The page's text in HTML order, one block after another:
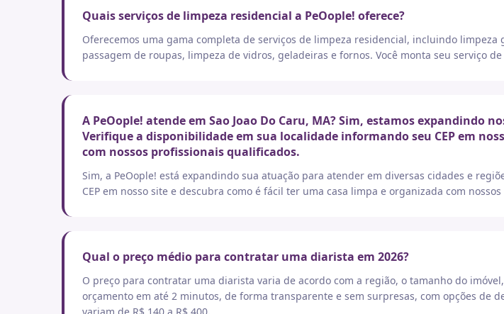
Quais serviços de limpeza residencial a PeOople! oferece?
Oferecemos uma gama completa de serviços de limpeza residencial, incluindo
passagem de roupas, limpeza de vidros, geladeiras e fornos. Você monta seu serviço
A PeOople! atende em Sao Joao Do Caru, MA? Sim, estamos expandindo
Verifique a disponibilidade em sua localidade informando seu CEP em
com nossos profissionais qualificados.
Sim, a PeOople! está expandindo sua atuação para atender em diversas cidades e
CEP em nosso site e descubra como é fácil ter uma casa limpa e organizada com
Qual o preço médio para contratar uma diarista em 2026?
O preço para contratar uma diarista varia de acordo com a região, o tamanho do
orçamento em até 2 minutos, de forma transparente e sem surpresas, com opções de